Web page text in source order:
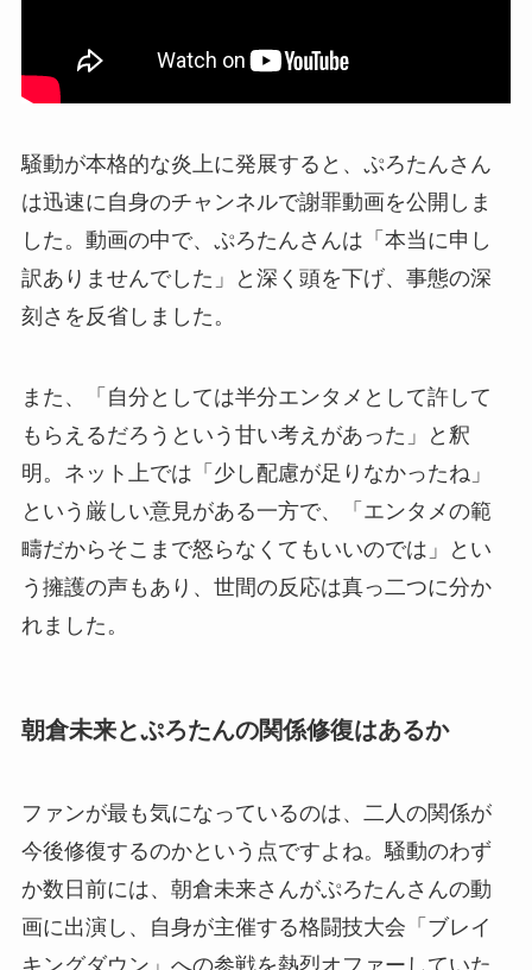
騒動が本格的な炎上に発展すると、ぷろたんさん
は迅速に自身のチャンネルで謝罪動画を公開しま
した。動画の中で、ぷろたんさんは「本当に申し
訳ありませんでした」と深く頭を下げ、事態の深
刻さを反省しました。
また、「自分としては半分エンタメとして許して
もらえるだろうという甘い考えがあった」と釈
明。ネット上では「少し配慮が足りなかったね」
という厳しい意見がある一方で、「エンタメの範
疇だからそこまで怒らなくてもいいのでは」とい
う擁護の声もあり、世間の反応は真っ二つに分か
れました。
朝倉未来とぷろたんの関係修復はあるか
ファンが最も気になっているのは、二人の関係が
今後修復するのかという点ですよね。騒動のわず
か数日前には、朝倉未来さんがぷろたんさんの動
画に出演し、自身が主催する格闘技大会「ブレイ
キングダウン」への参戦を熱烈オファーしていた